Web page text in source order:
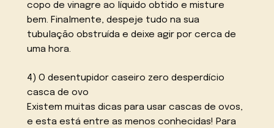
copo de vinagre ao líquido obtido e misture
bem. Finalmente, despeje tudo na sua
tubulação obstruída e deixe agir por cerca de
uma hora.
4) O desentupidor caseiro zero desperdício
casca de ovo
Existem muitas dicas para usar cascas de ovos,
e esta está entre as menos conhecidas! Para